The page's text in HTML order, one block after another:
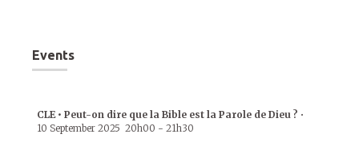
Events
CLE • Peut-on dire que la Bible est la Parole de Dieu ? •
10 September 2025 20h00 - 21h30